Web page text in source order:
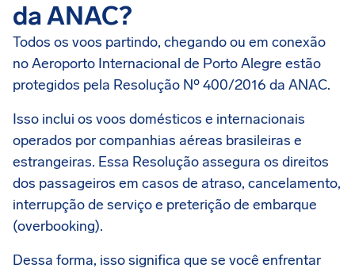
da ANAC?
Todos os voos partindo, chegando ou em conexão
no Aeroporto Internacional de Porto Alegre estão
protegidos pela Resolução Nº 400/2016 da ANAC.
Isso inclui os voos domésticos e internacionais
operados por companhias aéreas brasileiras e
estrangeiras. Essa Resolução assegura os direitos
dos passageiros em casos de atraso, cancelamento,
interrupção de serviço e preterição de embarque
(overbooking).
Dessa forma, isso significa que se você enfrentar